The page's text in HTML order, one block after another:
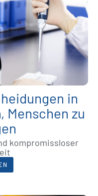
in
Menschen zu
kompromissloser